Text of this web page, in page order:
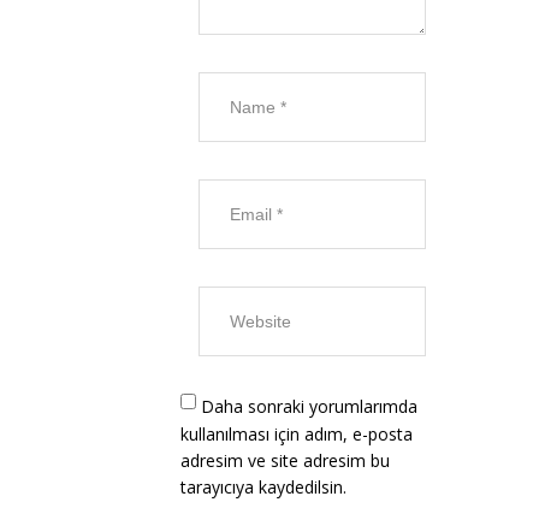
Daha sonraki yorumlarımda
kullanılması için adım, e-posta
adresim ve site adresim bu
tarayıcıya kaydedilsin.